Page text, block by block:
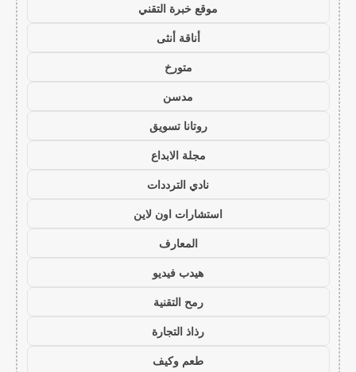
موقع خبرة التقني
أناقة أنثى
متورخ
مدسن
روتانا تسويق
مجلة الابداع
نادي الترددات
استشارات اون لاين
المعارف
هيدب فيديو
رمح التقنية
رذاذ التجارة
طعم وكيف